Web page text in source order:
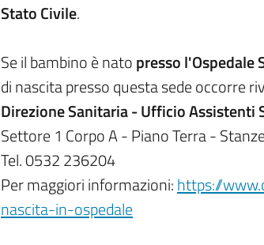
Stato Civile.
Se il bambino è natopresso l'Ospedale
di nascita presso questa sede occorre
Direzione Sanitaria - Ufficio
Settore 1 Corpo A - Piano Terra -
Tel. 0532 236204
Per maggiori informazioni:https://
nascita-in-ospedale